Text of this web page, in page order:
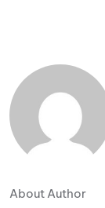
About Author